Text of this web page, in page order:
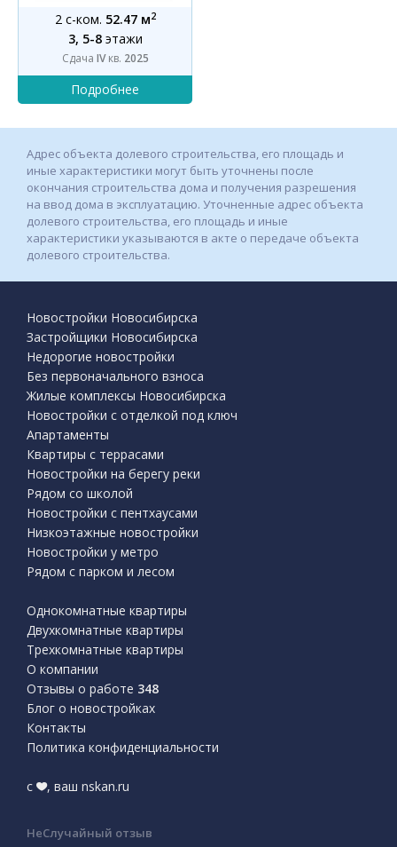
2 с-ком. 52.47 м2
3, 5-8этажи
Сдача IVкв. 2025
Адрес объекта долевого строительства, его площадь и
иные характеристики могут быть уточнены после
окончания строительства дома и получения разрешения
на ввод дома в эксплуатацию. Уточненные адрес объекта
долевого строительства, его площадь и иные
характеристики указываются в акте о передаче объекта
долевого строительства.
Новостройки Новосибирска
Застройщики Новосибирска
Недорогие новостройки
Без первоначального взноса
Жилые комплексы Новосибирска
Новостройки с отделкой под ключ
Апартаменты
Квартиры с террасами
Новостройки на берегу реки
Рядом со школой
Новостройки с пентхаусами
Низкоэтажные новостройки
Новостройки у метро
Рядом с парком и лесом
Однокомнатные квартиры
Двухкомнатные квартиры
Трехкомнатные квартиры
О компании
Отзывы о работе 348
Блог о новостройках
Контакты
Политика конфиденциальности
с , ваш nskan.ru
НеСлучайный отзыв